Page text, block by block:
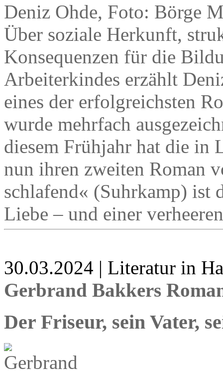
Deniz Ohde, Foto: Börge
Über soziale Herkunft,
Konsequenzen für die
Arbeiterkindes erzählt
eines der erfolgreichsten
wurde mehrfach
diesem Frühjahr hat die in
nun ihren zweiten Roman
schlafend« (Suhrkamp) ist
Liebe – und einer
30.03.2024 | Literatur in
Gerbrand Bakkers
Der Friseur, sein Vater,